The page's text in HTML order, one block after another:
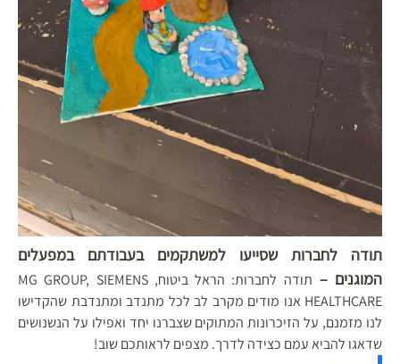
תודה לחברות שסייעו למשתקמים בעבודתם במפעלים
המוגנים –
תודה לחברות: הראל ביטוח, MG GROUP, SIEMENS
HEALTHCARE אנו מודים מקרב לב לכל מתנדב ומתנדבת שהקדישו
לנו מזמנם, על הזיכרונות המתוקים שצברנו יחד ואפילו על הנשנושים
שדאגו להביא עמם כצידה לדרך. מצפים לראותכם שוב!